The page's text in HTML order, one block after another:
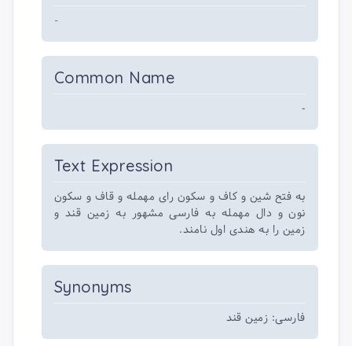
-
Common Name
-
Text Expression
به فتح شین و کاف و سکون رای مهمله و قاف و سکون
نون و دال مهمله به فارسی مشهور به زمین قند و
زمین را به هندی اول نامند.
Synonyms
فارسی: زمین قند